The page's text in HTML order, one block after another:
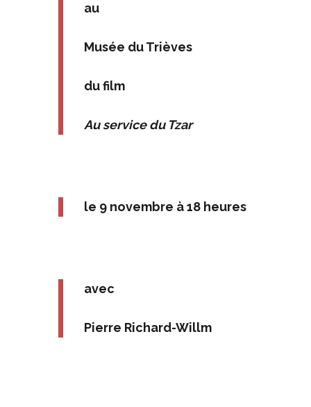
au
Musée du Trièves
du film
Au service du Tzar
le 9 novembre à 18 heures
avec
Pierre Richard-Willm